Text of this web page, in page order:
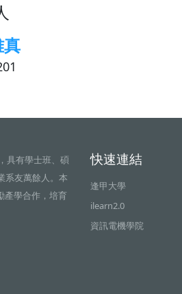
真
具有學士班、碩
系友萬餘人。本
產學合作，培育
快速連結
逢甲大學
ilearn2.0
資訊電機學院